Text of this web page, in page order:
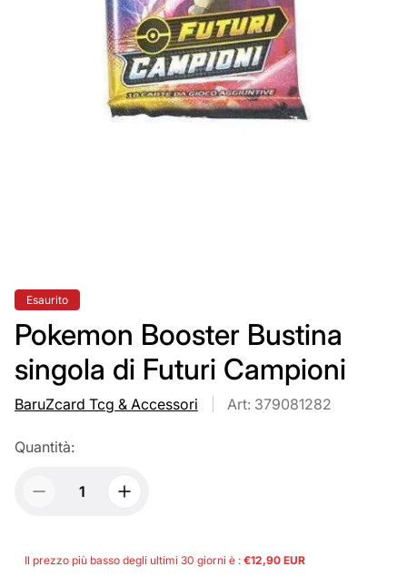
Etichetta
del
prodotto:
Esaurito
Pokemon Booster Bustina
singola di Futuri Campioni
BaruZcard Tcg & Accessori Art: 379081282
Quantità:
Il prezzo più basso degli ultimi 30 giorni è : €12,90 EUR